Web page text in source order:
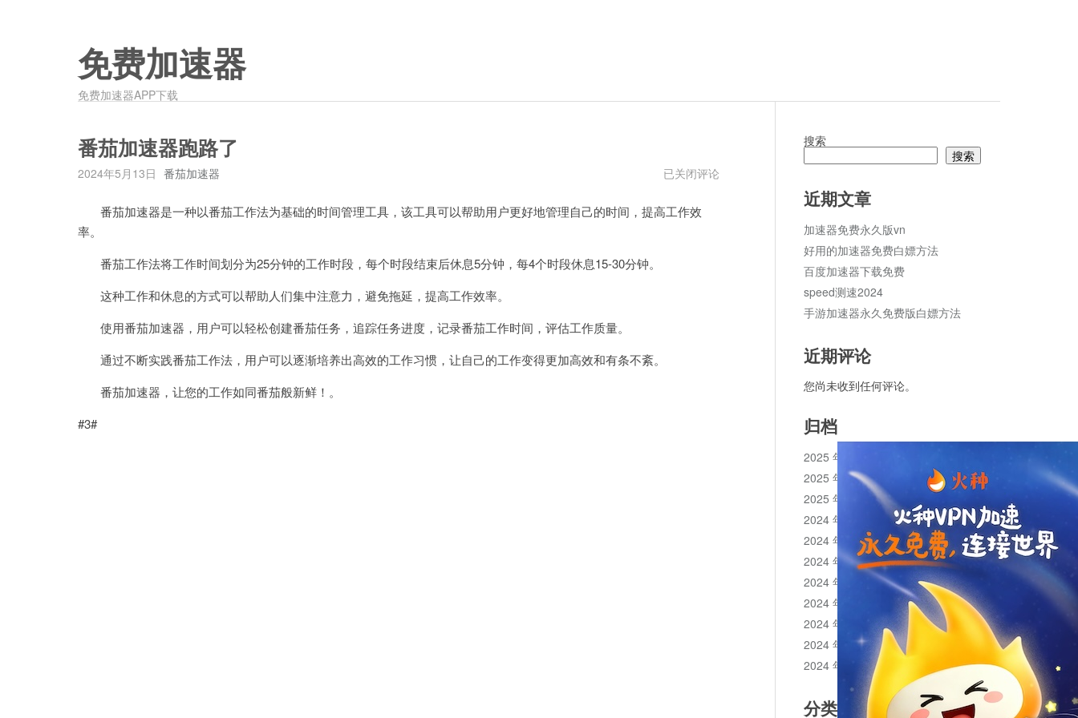
免费加速器
免费加速器APP下载
番茄加速器跑路了
2024年5月13日 番茄加速器
番
速
已关闭评论
番茄加速器是一种以番茄工作法为基础的时间管理工具，该工具可以帮助用户更好地管理自己的时间，提高工作效
率。
番茄工作法将工作时间划分为25分钟的工作时段，每个时段结束后休息5分钟，每4个时段休息15-30分钟。
这种工作和休息的方式可以帮助人们集中注意力，避免拖延，提高工作效率。
使用番茄加速器，用户可以轻松创建番茄任务，追踪任务进度，记录番茄工作时间，评估工作质量。
通过不断实践番茄工作法，用户可以逐渐培养出高效的工作习惯，让自己的工作变得更加高效和有条不紊。
番茄加速器，让您的工作如同番茄般新鲜！。
#3#
搜索
搜索
近期文章
加速器免费永久版vn
好用的加速器免费白嫖方法
百度加速器下载免费
speed测速2024
手游加速器永久免费版白嫖方法
近期评论
您尚未收到任何评论。
归档
2025 年 11 月
2025 年 10 月
2025 年 1 月
2024 年 12 月
2024 年 11 月
2024 年 10 月
2024 年 9 月
2024 年 8 月
2024 年 7 月
2024 年 6 月
2024 年 5 月
分类目录